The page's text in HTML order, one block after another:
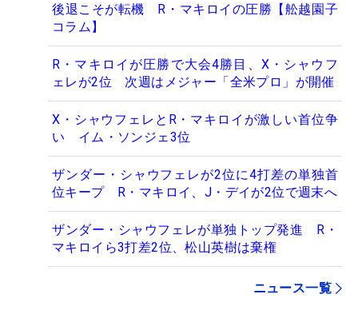
後退こそが転機 R・マキロイの圧勝【舩越園子
コラム】
R・マキロイが圧勝で大会4勝目、X・シャウフ
ェレが2位 次週はメジャー「全米プロ」が開催
X・シャウフェレとR・マキロイが激しい首位争
い イム・ソンジェ3位
ザンダー・シャウフェレが2位に4打差の単独首
位キープ R・マキロイ、J・デイが2位で週末へ
ザンダー・シャウフェレが単独トップ発進 R・
マキロイら3打差2位、松山英樹は棄権
ニュース一覧